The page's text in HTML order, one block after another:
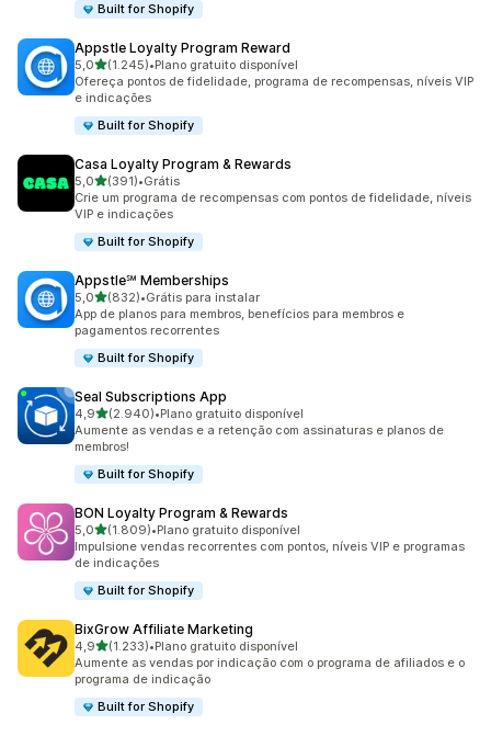
Built for Shopify
Appstle Loyalty Program Reward
5,0de 5 estrelas
(1.245)
1245 avaliações ao todo
•Plano gratuito disponível
Ofereça pontos de fidelidade, programa de recompensas, níveis VIP
e indicações
Built for Shopify
Casa Loyalty Program & Rewards
5,0de 5 estrelas
(391)
391 avaliações ao todo
•Grátis
Crie um programa de recompensas com pontos de fidelidade, níveis
VIP e indicações
Built for Shopify
Appstle℠ Memberships
5,0de 5 estrelas
(832)
832 avaliações ao todo
•Grátis para instalar
App de planos para membros, benefícios para membros e
pagamentos recorrentes
Built for Shopify
Seal Subscriptions App
4,9de 5 estrelas
(2.940)
2940 avaliações ao todo
•Plano gratuito disponível
Aumente as vendas e a retenção com assinaturas e planos de
membros!
Built for Shopify
BON Loyalty Program & Rewards
5,0de 5 estrelas
(1.809)
1809 avaliações ao todo
•Plano gratuito disponível
Impulsione vendas recorrentes com pontos, níveis VIP e programas
de indicações
Built for Shopify
BixGrow Affiliate Marketing
4,9de 5 estrelas
(1.233)
1233 avaliações ao todo
•Plano gratuito disponível
Aumente as vendas por indicação com o programa de afiliados e o
programa de indicação
Built for Shopify